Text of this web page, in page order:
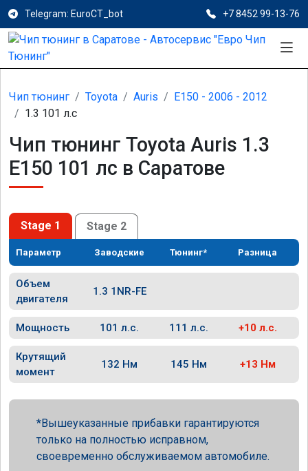
Telegram: EuroCT_bot +7 8452 99-13-76
Чип тюнинг Toyota Auris
E150 - 2006 - 2012
1.3 101 л.с
Чип тюнинг Toyota Auris 1.3
E150 101 лс в Саратове
Stage 1 Stage 2
Параметр Заводские Тюнинг* Разница
Объем
двигателя
1.3 1NR-FE
Мощность 101 л.с. 111 л.с. +10 л.с.
Крутящий
момент
132 Нм 145 Нм +13 Нм
Вышеуказанные прибавки гарантируются
только на полностью исправном,
своевременно обслуживаемом автомобиле.